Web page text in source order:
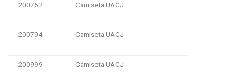
200762 Camiseta UACJ
200794 Camiseta UACJ
200999 Camiseta UACJ